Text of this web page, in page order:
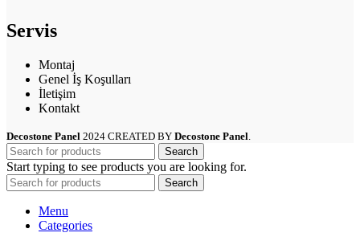
Servis
Montaj
Genel İş Koşulları
İletişim
Kontakt
Decostone Panel 2024 CREATED BY Decostone Panel.
Search
Start typing to see products you are looking for.
Search
Menu
Categories